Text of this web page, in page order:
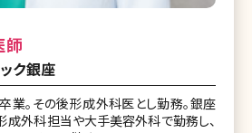
師
ク銀座
。その後形成外科医とし勤務。銀座
成外科担当や大手美容外科で勤務し、